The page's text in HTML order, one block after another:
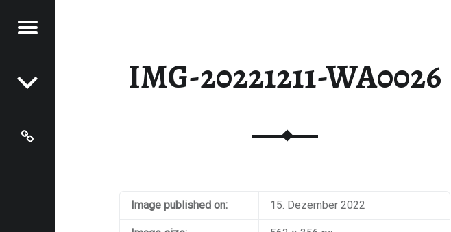
Menu
Post navigationIMG-20221211-WA0026
Image published on: 15. Dezember 2022